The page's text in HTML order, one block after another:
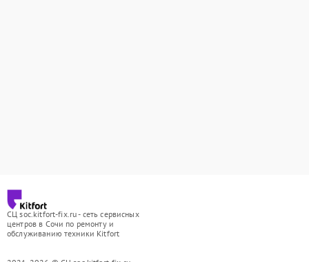
СЦ soc.kitfort-fix.ru - сеть сервисных
центров в Сочи по ремонту и
обслуживанию техники Kitfort